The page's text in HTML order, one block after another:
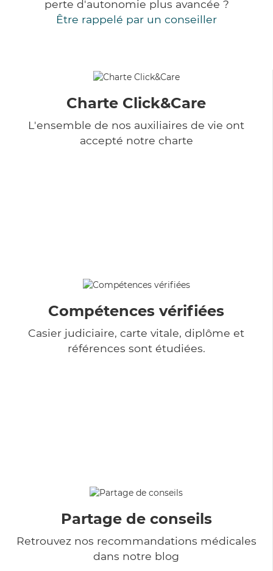
perte d'autonomie plus avancée ?
Être rappelé par un conseiller
Charte Click&Care
L'ensemble de nos auxiliaires de vie ont
accepté notre charte
Compétences vérifiées
Casier judiciaire, carte vitale, diplôme et
références sont étudiées.
Partage de conseils
Retrouvez nos recommandations médicales
dans notre blog